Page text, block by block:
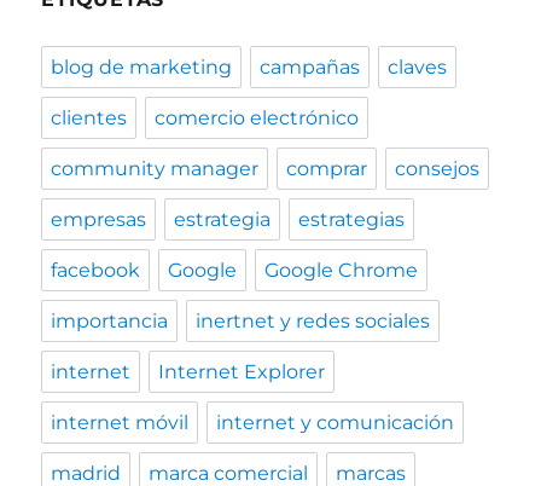
blog de marketing campañas claves
clientes comercio electrónico
community manager comprar consejos
empresas estrategia estrategias
facebook Google Google Chrome
importancia inertnet y redes sociales
internet Internet Explorer
internet móvil internet y comunicación
madrid marca comercial marcas